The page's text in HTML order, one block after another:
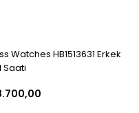
Watches HB1513631 Erkek
Saati